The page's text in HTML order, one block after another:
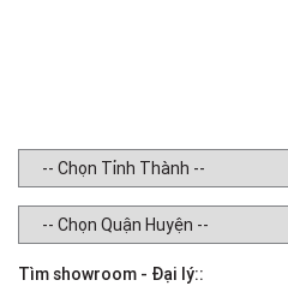
Tìm showroom - Đại lý::